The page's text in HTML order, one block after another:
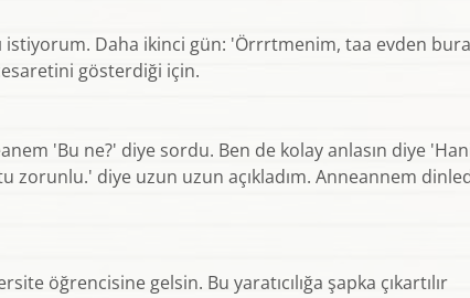
istiyorum. Daha ikinci gün: 'Örrrtmenim, taa evden
gösterdiği için.
'Bu ne?' diye sordu. Ben de kolay anlasın diye
diye uzun uzun açıkladım. Anneannem
öğrencisine gelsin. Bu yaratıcılığa şapka çıkartılır